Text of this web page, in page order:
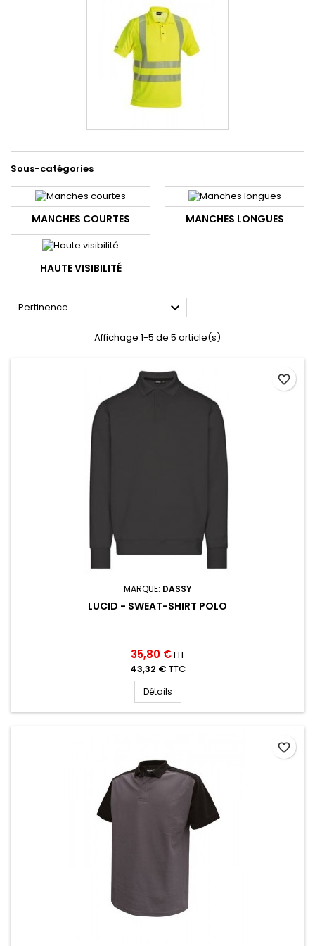
Sous-catégories
MANCHES COURTES MANCHES LONGUES
HAUTE VISIBILITÉ
Pertinence 
Affichage 1-5 de 5 article(s)
MARQUE: DASSY
LUCID - SWEAT-SHIRT POLO
35,80 €HT
43,32 € TTC
Détails
favorite_border
favorite_border